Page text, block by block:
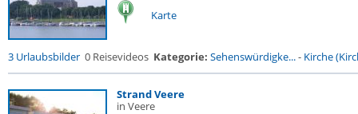
Karte
3 Urlaubsbilder 0 Reisevideos Kategorie: Sehenswürdigke...- Kirche
Strand Veere
in Veere